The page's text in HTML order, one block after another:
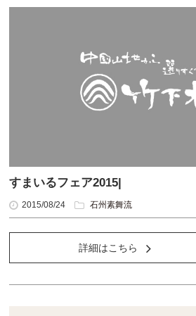
すまいるフェア2015|
2015/08/24 石州素舞流
詳細はこちら